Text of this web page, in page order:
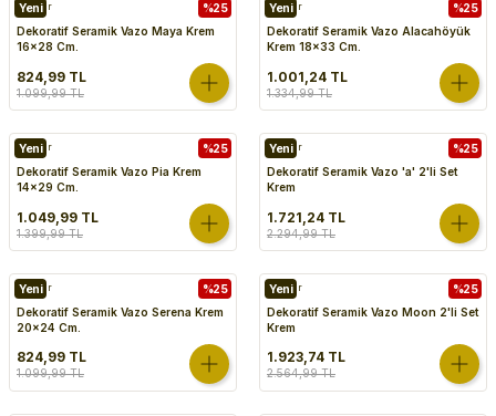
%25
Yeni
Vazolar
Dekoratif Seramik Vazo Maya Krem
16x28 Cm.
824,99 TL
1.099,99 TL
%25
Yeni
Vazolar
Dekoratif Seramik Vazo Alacahöyük
Krem 18x33 Cm.
1.001,24 TL
1.334,99 TL
%25
Yeni
Vazolar
Dekoratif Seramik Vazo Pia Krem
14x29 Cm.
1.049,99 TL
1.399,99 TL
%25
Yeni
Vazolar
Dekoratif Seramik Vazo 'a' 2'li Set
Krem
1.721,24 TL
2.294,99 TL
%25
Yeni
Vazolar
Dekoratif Seramik Vazo Serena Krem
20x24 Cm.
824,99 TL
1.099,99 TL
%25
Yeni
Vazolar
Dekoratif Seramik Vazo Moon 2'li Set
Krem
1.923,74 TL
2.564,99 TL